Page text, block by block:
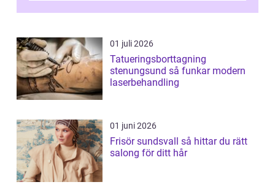
01 juli 2026
Tatueringsborttagning
stenungsund så funkar modern
laserbehandling
01 juni 2026
Frisör sundsvall så hittar du rätt
salong för ditt hår